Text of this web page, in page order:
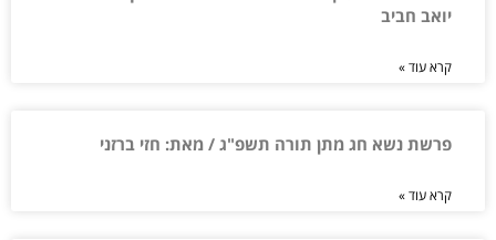
יואב חביב
קרא עוד »
פרשת נשא חג מתן תורה תשפ"ג / מאת: חזי ברזני
קרא עוד »